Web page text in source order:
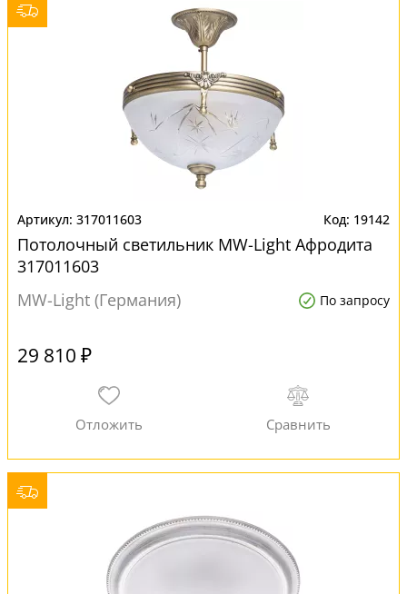
317011603 19142
Потолочный светильник MW-Light Афродита
317011603
MW-Light (Германия)
По запросу
29 810 ₽